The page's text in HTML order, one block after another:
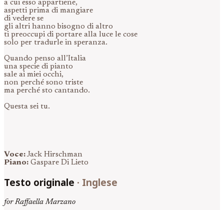
a cui esso appartiene,
aspetti prima di mangiare
di vedere se
gli altri hanno bisogno di altro
ti preoccupi di portare alla luce le cose
solo per tradurle in speranza.
Quando penso all’Italia
una specie di pianto
sale ai miei occhi,
non perché sono triste
ma perché sto cantando.
Questa sei tu.
Voce:Jack Hirschman
Piano: Gaspare Di Lieto
Testo originale · Inglese
for Raffaella Marzano